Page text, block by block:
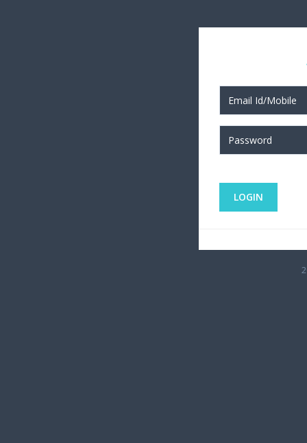
LOGIN